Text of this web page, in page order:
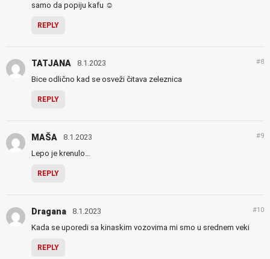
samo da popiju kafu ☺️
REPLY
TATJANA 8.1.2023 #8
Bice odlično kad se osveži čitava zeleznica
REPLY
MAŠA 8.1.2023 #9
Lepo je krenulo…
REPLY
Dragana 8.1.2023 #10
Kada se uporedi sa kinaskim vozovima mi smo u srednem veki
REPLY